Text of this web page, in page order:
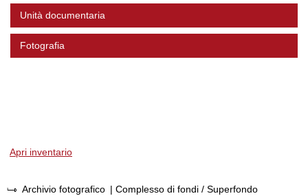
Unità documentaria
Fotografia
Apri inventario
Archivio fotografico | Complesso di fondi / Superfondo